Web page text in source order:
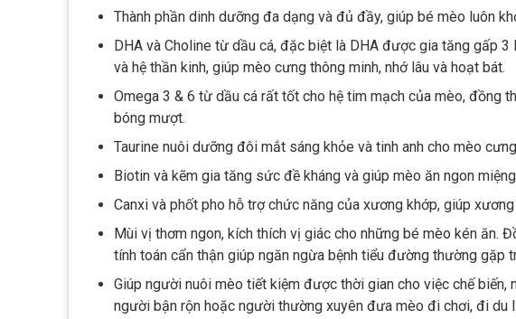
Thành phần dinh dưỡng đa dạng và đủ đầy, giúp bé mèo luôn
DHA và Choline từ dầu cá, đặc biệt là DHA được gia tăng gấp
và hệ thần kinh, giúp mèo cưng thông minh, nhớ lâu và hoạt bát.
Omega 3 & 6 từ dầu cá rất tốt cho hệ tim mạch của mèo, đồng
bóng mượt.
Taurine nuôi dưỡng đôi mắt sáng khỏe và tinh anh cho mèo
Biotin và kẽm gia tăng sức đề kháng và giúp mèo ăn ngon
Canxi và phốt pho hỗ trợ chức năng của xương khớp, giúp
Mùi vị thơm ngon, kích thích vị giác cho những bé mèo kén ăn.
tính toán cẩn thận giúp ngăn ngừa bệnh tiểu đường thường gặp
Giúp người nuôi mèo tiết kiệm được thời gian cho việc chế biến,
người bận rộn hoặc người thường xuyên đưa mèo đi chơi, đi du